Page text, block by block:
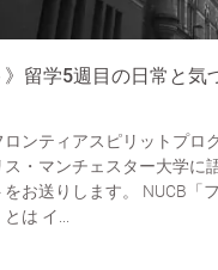
》留学5週目の日常と気
ンティアスピリットプロ
・マンチェスター大学に
お送りします。 NUCB「
は イ...